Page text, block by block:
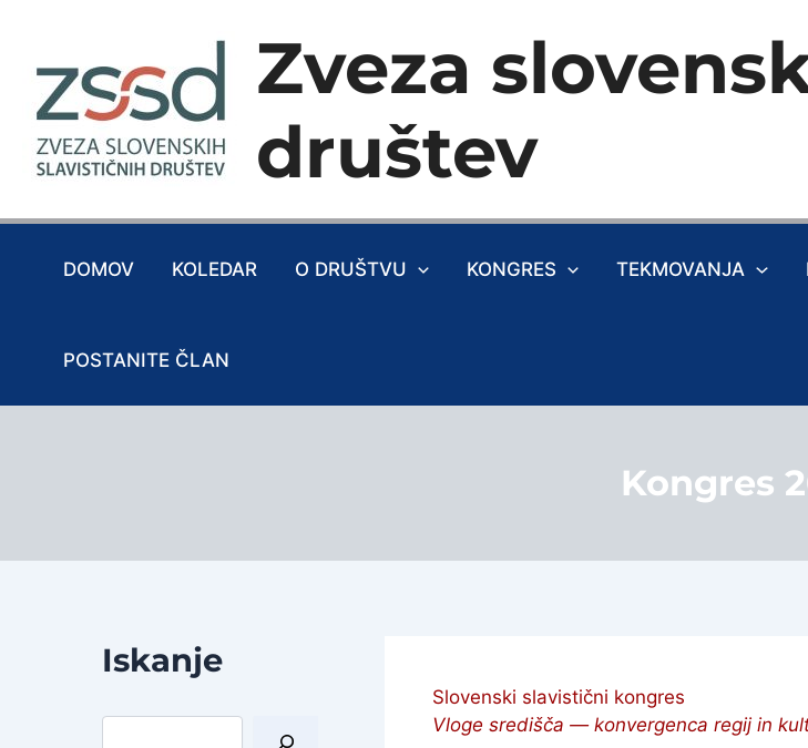
content
Zveza
društev
DOMOV KOLEDAR O DRUŠTVU KONGRES TEKMOVANJA
POSTANITE ČLAN
Kongres
Iskanje
Slovenski slavistični kongres
Vloge središča — konvergenca regij in